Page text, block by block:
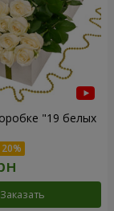
"19 белых
Заказать